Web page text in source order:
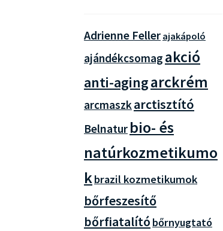
Adrienne Feller ajakápoló
ajándékcsomag akció
anti-agingarckrém
arcmaszkarctisztító
Belnatur bio- és
natúrkozmetikumo
kbrazil kozmetikumok
bőrfeszesítő
bőrfiatalító bőrnyugtató